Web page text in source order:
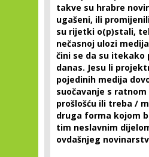
takve su hrabre
ugašeni, ili
su rijetki o(p)stali,
nečasnoj ulozi
čini se da su itekako
danas. Jesu li
pojedinih medija
suočavanje s
prošlošću ili treba /
druga forma kojom
tim neslavnim
ovdašnjeg